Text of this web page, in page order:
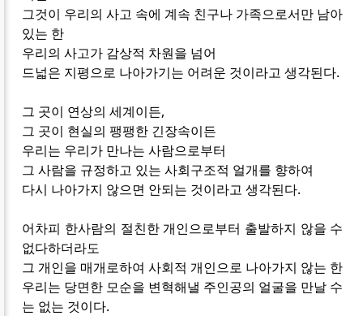
그것이 우리의 사고 속에 계속 친구나 가족으로서만 남아
있는 한
우리의 사고가 감상적 차원을 넘어
드넓은 지평으로 나아가기는 어려운 것이라고 생각된다.
그 곳이 연상의 세계이든,
그 곳이 현실의 팽팽한 긴장속이든
우리는 우리가 만나는 사람으로부터
그 사람을 규정하고 있는 사회구조적 얼개를 향하여
다시 나아가지 않으면 안되는 것이라고 생각된다.
어차피 한사람의 절친한 개인으로부터 출발하지 않을 수
없다하더라도
그 개인을 매개로하여 사회적 개인으로 나아가지 않는 한
우리는 당면한 모순을 변혁해낼 주인공의 얼굴을 만날 수
는 없는 것이다.